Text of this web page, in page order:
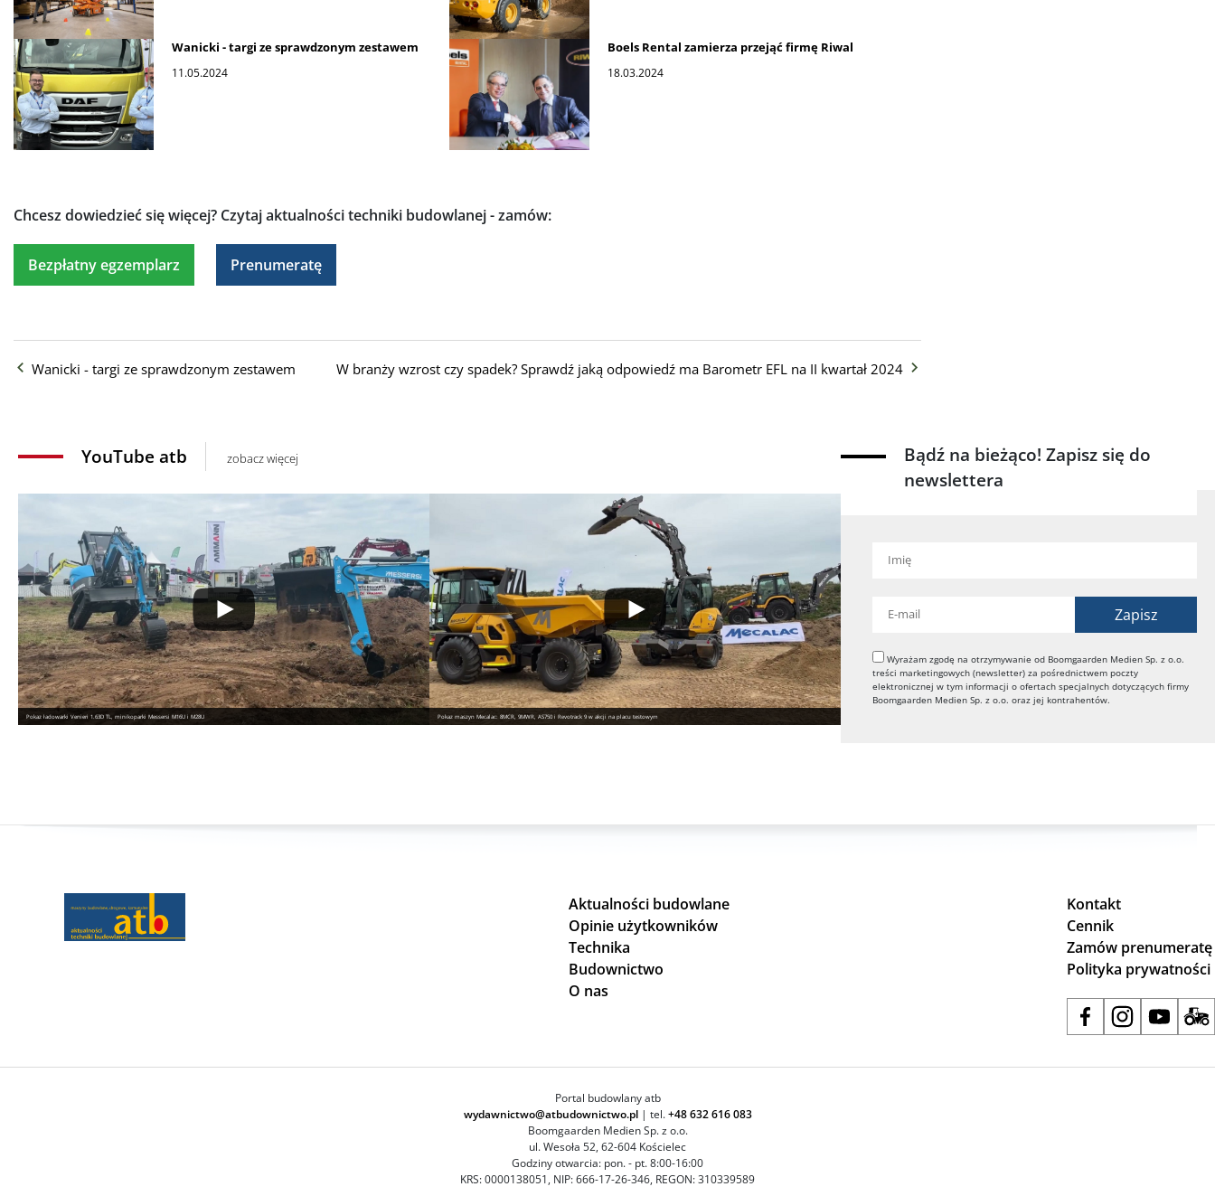
Wanicki - targi ze sprawdzonym zestawem
11.05.2024
Boels Rental zamierza przejąć firmę Riwal
18.03.2024
Chcesz dowiedzieć się więcej? Czytaj aktualności techniki budowlanej - zamów:
Bezpłatny egzemplarz Prenumeratę
Wanicki - targi ze sprawdzonym zestawem W branży wzrost czy spadek? Sprawdź jaką odpowiedź ma Barometr EFL na II kwartał 2024
YouTube atb zobacz więcej
Pokaz ładowarki Venieri 1.63D TL, minikoparki Messersi M16U i M28U Pokaz maszyn Mecalac: 8MCR, 9MWR, AS750 i Revotrack 9 w akcji na placu testowym
Bądź na bieżąco! Zapisz się do
newslettera
Wyrażam zgodę na otrzymywanie od Boomgaarden Medien Sp. z o.o.
treści marketingowych (newsletter) za pośrednictwem poczty
elektronicznej w tym informacji o ofertach specjalnych dotyczących firmy
Boomgaarden Medien Sp. z o.o. oraz jej kontrahentów.
Aktualności budowlane
Opinie użytkowników
Technika
Budownictwo
O nas
Kontakt
Cennik
Zamów prenumeratę
Polityka prywatności
Portal budowlany atb
wydawnictwo@atbudownictwo.pl| tel.+48 632 616 083
Boomgaarden Medien Sp. z o.o.
ul. Wesoła 52, 62-604 Kościelec
Godziny otwarcia: pon. - pt. 8:00-16:00
KRS: 0000138051, NIP: 666-17-26-346, REGON: 310339589